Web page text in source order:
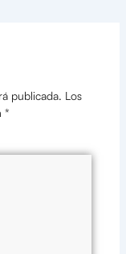
publicada. Los
*